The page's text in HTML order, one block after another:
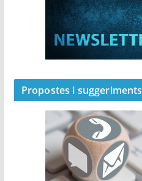
Propostes i suggeriments